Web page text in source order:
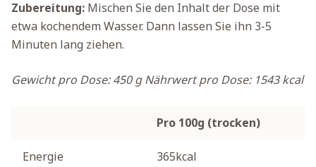
Zubereitung: Mischen Sie den Inhalt der Dose mit
etwa kochendem Wasser. Dann lassen Sie ihn 3-5
Minuten lang ziehen.
Gewicht pro Dose: 450 gNährwert pro Dose: 1543 kcal
Pro 100g (trocken)
Energie 365kcal